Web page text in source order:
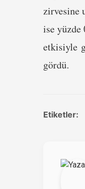
zirvesine
ise yüzde
etkisiyle
gördü.
Etiketler: